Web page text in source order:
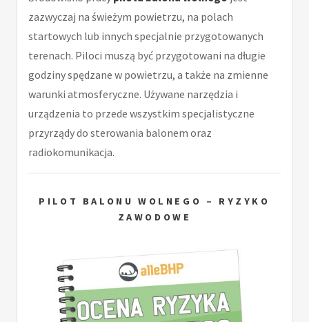
zazwyczaj na świeżym powietrzu, na polach
startowych lub innych specjalnie przygotowanych
terenach. Piloci muszą być przygotowani na długie
godziny spędzane w powietrzu, a także na zmienne
warunki atmosferyczne. Używane narzędzia i
urządzenia to przede wszystkim specjalistyczne
przyrządy do sterowania balonem oraz
radiokomunikacja.
PILOT BALONU WOLNEGO – RYZYKO
ZAWODOWE